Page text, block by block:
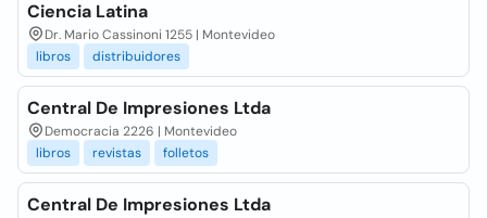
Ciencia Latina
Dr. Mario Cassinoni 1255 | Montevideo
libros
distribuidores
Central De Impresiones Ltda
Democracia 2226 | Montevideo
libros
revistas folletos
Central De Impresiones Ltda